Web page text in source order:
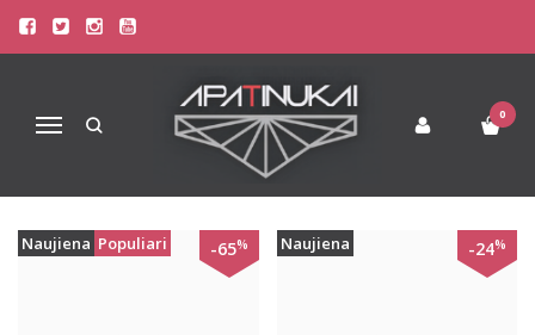
Navigacija
0
PREKIŲ PAIEŠKA - ANGEL
Prekių paieška
Naujiena Populiari -65% Naujiena -24%